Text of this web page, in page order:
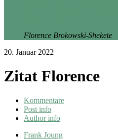
Florence Brokowski-Shekete
20. Januar 2022
Zitat Florence
Kommentare
Post info
Author info
Frank Joung